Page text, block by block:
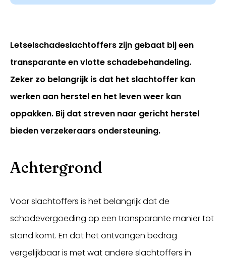
Letselschadeslachtoffers zijn gebaat bij een
transparante en vlotte schadebehandeling.
Zeker zo belangrijk is dat het slachtoffer kan
werken aan herstel en het leven weer kan
oppakken. Bij dat streven naar gericht herstel
bieden verzekeraars ondersteuning.
Achtergrond
Voor slachtoffers is het belangrijk dat de
schadevergoeding op een transparante manier tot
stand komt. En dat het ontvangen bedrag
vergelijkbaar is met wat andere slachtoffers in